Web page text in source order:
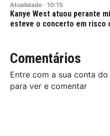
Atualidade · 10:15
Kanye West atuou perante
esteve o concerto em risco
Comentários
Entre com a sua conta do
para ver e comentar